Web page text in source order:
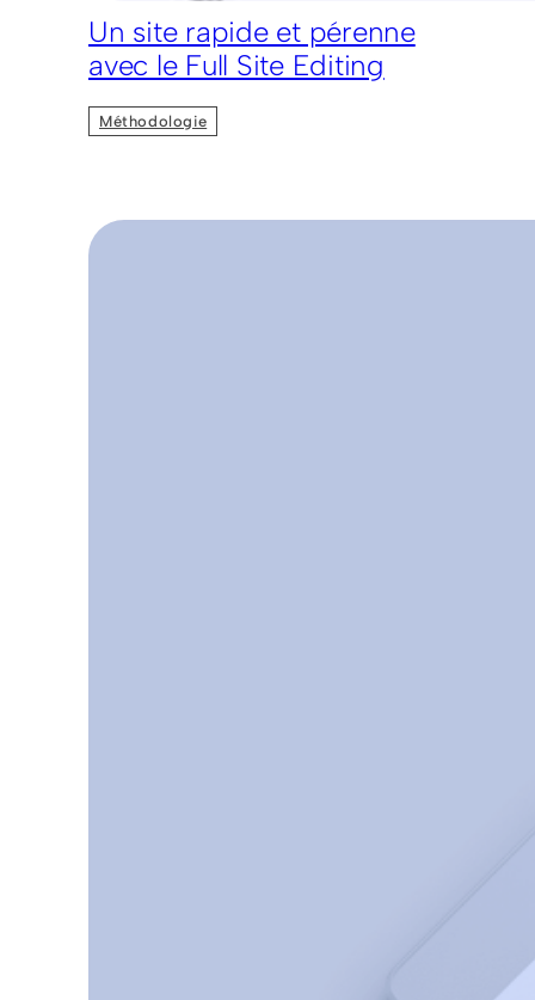
Un site rapide et pérenne
avec le Full Site Editing
Méthodologie